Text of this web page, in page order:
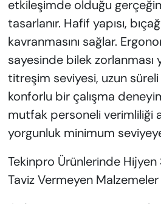
etkileşimde olduğu
tasarlanır. Hafif yapısı,
kavranmasını sağlar.
sayesinde bilek zorlanması
titreşim seviyesi, uzun
konforlu bir çalışma
mutfak personeli verimliliği
yorgunluk minimum
Tekinpro Ürünlerinde
Taviz Vermeyen Malzemeler